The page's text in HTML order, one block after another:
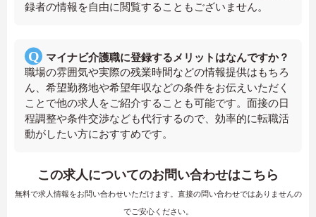
録者の情報を自由に閲覧することもございません。
マイナビ介護職に登録するメリットはなんですか？
職場の雰囲気や実際の残業時間などの情報提供はもちろ
ん、希望勤務地や希望年収などの条件をお伝えいただく
ことで他の求人をご紹介することも可能です。面接の日
程調整や条件交渉なども代行するので、効率的に転職活
動がしたい方におすすめです。
この求人についてのお問い合わせはこちら
無料で求人情報をお問い合わせいただけます。直接の問い合わせではありませんの
でご安心ください。